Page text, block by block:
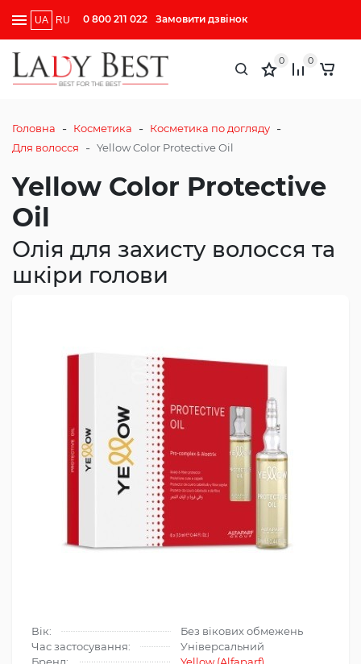
UA RU 0 800 211 022 Замовити дзвінок
0 0
Головна - Косметика - Косметика по догляду -
Для волосся - Yellow Color Protective Oil
Yellow Color Protective
Oil
Олія для захисту волосся та
шкіри голови
Вік:
Без вікових обмежень
Час застосування:
Універсальний
Бренд:
Yellow (Alfaparf)